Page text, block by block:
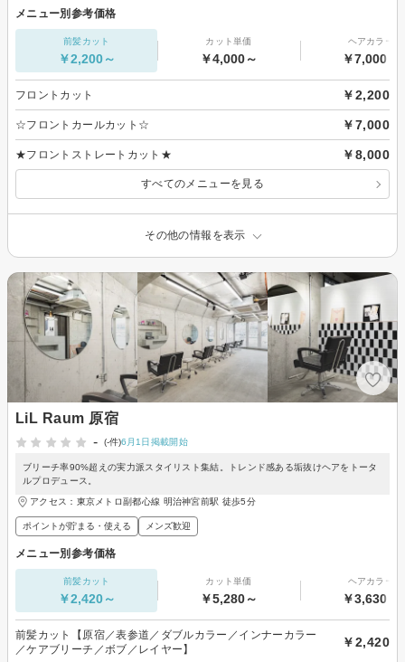
メニュー別参考価格
前髪カット
￥2,200～
カット単価
￥4,000～
ヘアカラー
￥7,000～
フロントカット ￥2,200
☆フロントカールカット☆ ￥7,000
★フロントストレートカット★ ￥8,000
すべてのメニューを見る
その他の情報を表示
LiL Raum 原宿
-
(-件)6月1日掲載開始
ブリーチ率90%超えの実力派スタイリスト集結。トレンド感ある垢抜けヘアをトータ
ルプロデュース。
アクセス：東京メトロ副都心線 明治神宮前駅 徒歩5分
ポイントが貯まる・使える メンズ歓迎
メニュー別参考価格
前髪カット
￥2,420～
カット単価
￥5,280～
ヘアカラー
￥3,630～
前髪カット【原宿／表参道／ダブルカラー／インナーカラー
／ケアブリーチ／ボブ／レイヤー】
￥2,420